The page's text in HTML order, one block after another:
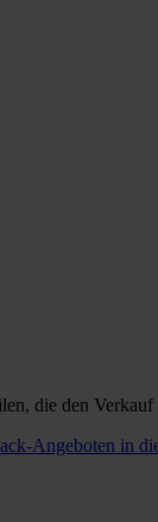
die den
Angeboten in